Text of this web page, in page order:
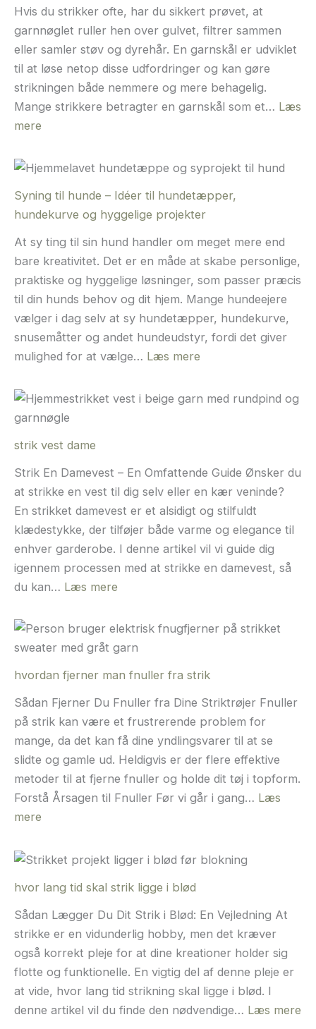
Hvis du strikker ofte, har du sikkert prøvet, at
garnnøglet ruller hen over gulvet, filtrer sammen
eller samler støv og dyrehår. En garnskål er udviklet
til at løse netop disse udfordringer og kan gøre
strikningen både nemmere og mere behagelig.
Mange strikkere betragter en garnskål som et… Læs
mere
Syning til hunde – Idéer til hundetæpper,
hundekurve og hyggelige projekter
At sy ting til sin hund handler om meget mere end
bare kreativitet. Det er en måde at skabe personlige,
praktiske og hyggelige løsninger, som passer præcis
til din hunds behov og dit hjem. Mange hundeejere
vælger i dag selv at sy hundetæpper, hundekurve,
snusemåtter og andet hundeudstyr, fordi det giver
mulighed for at vælge… Læs mere
til
til
hundetæpper,
hundekurve
og
hyggelige
projekter
strik vest dame
Strik En Damevest – En Omfattende Guide Ønsker du
at strikke en vest til dig selv eller en kær veninde?
En strikket damevest er et alsidigt og stilfuldt
klædestykke, der tilføjer både varme og elegance til
enhver garderobe. I denne artikel vil vi guide dig
igennem processen med at strikke en damevest, så
du kan… Læs mere
vest
dame
hvordan fjerner man fnuller fra strik
Sådan Fjerner Du Fnuller fra Dine Striktrøjer Fnuller
på strik kan være et frustrerende problem for
mange, da det kan få dine yndlingsvarer til at se
slidte og gamle ud. Heldigvis er der flere effektive
metoder til at fjerne fnuller og holde dit tøj i topform.
Forstå Årsagen til Fnuller Før vi går i gang… Læs
mere
fjerner
fnuller
fra
strik
hvor lang tid skal strik ligge i blød
Sådan Lægger Du Dit Strik i Blød: En Vejledning At
strikke er en vidunderlig hobby, men det kræver
også korrekt pleje for at dine kreationer holder sig
flotte og funktionelle. En vigtig del af denne pleje er
at vide, hvor lang tid strikning skal ligge i blød. I
denne artikel vil du finde den nødvendige… Læs mere